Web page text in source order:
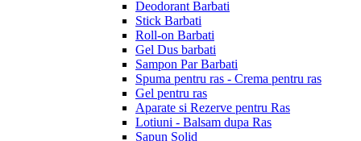
Deodorant Barbati
Stick Barbati
Roll-on Barbati
Gel Dus barbati
Sampon Par Barbati
Spuma pentru ras - Crema pentru ras
Gel pentru ras
Aparate si Rezerve pentru Ras
Lotiuni - Balsam dupa Ras
Sapun Solid